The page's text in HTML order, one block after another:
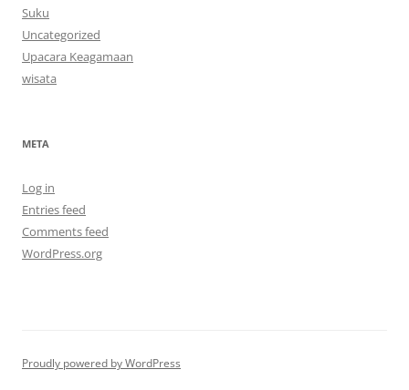
Suku
Uncategorized
Upacara Keagamaan
wisata
META
Log in
Entries feed
Comments feed
WordPress.org
Proudly powered by WordPress